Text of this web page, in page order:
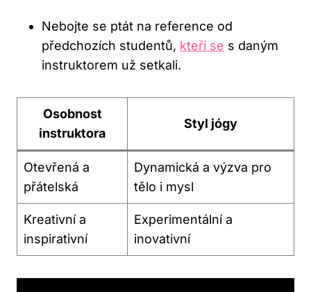
Nebojte se ptát na reference ‍od
⁤předchozích⁤ studentů, kteří se s daným
instruktorem už setkali.
Osobnost
‍instruktora
Styl jógy
Otevřená a
přátelská
Dynamická a ‍výzva pro
tělo i mysl
Kreativní a
inspirativní
Experimentální a
inovativní